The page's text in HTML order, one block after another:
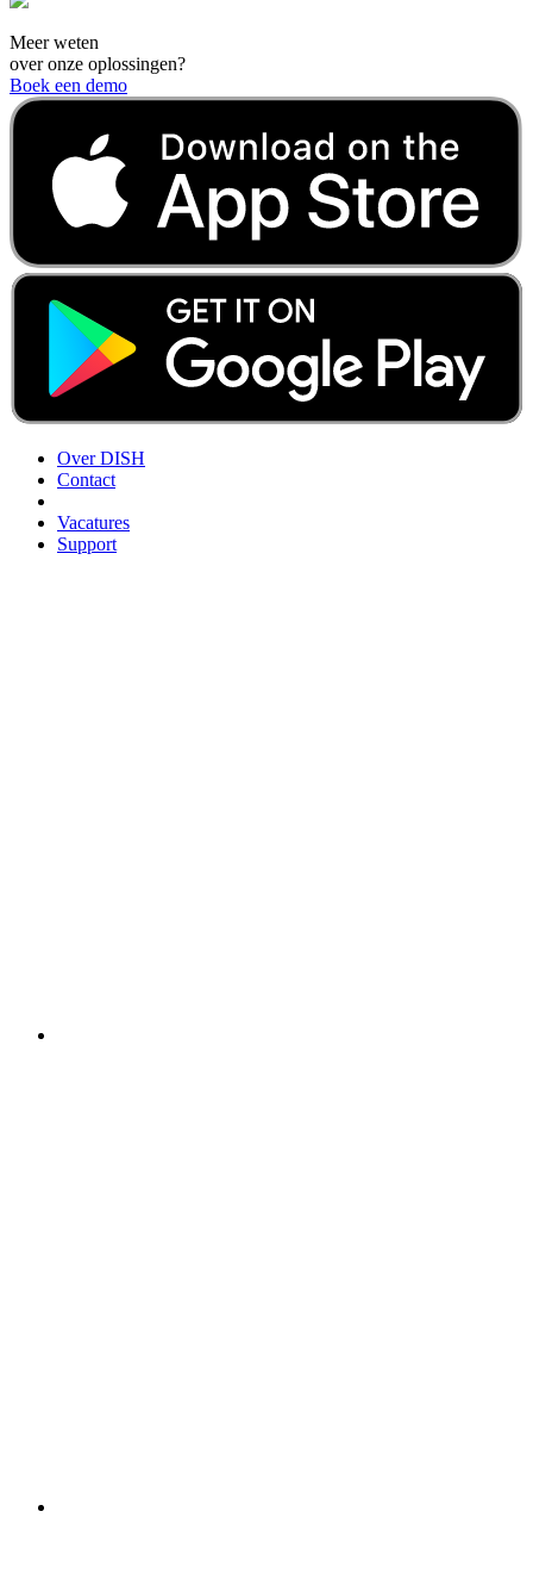
Meer weten
over onze oplossingen?
Boek een demo
Over DISH
Contact
Vacatures
Support